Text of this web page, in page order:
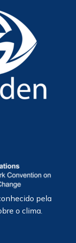
pela
o clima.